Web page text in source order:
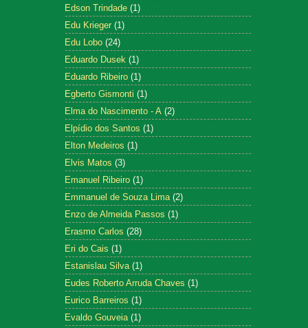
Edson Trindade (1)
Edu Krieger (1)
Edu Lobo (24)
Eduardo Dusek (1)
Eduardo Ribeiro (1)
Egberto Gismonti (1)
Elma do Nascimento - A (2)
Elpídio dos Santos (1)
Elton Medeiros (1)
Elvis Matos (3)
Emanuel Ribeiro (1)
Emmanuel de Souza Lima (2)
Enzo de Almeida Passos (1)
Erasmo Carlos (28)
Eri do Cais (1)
Estanislau Silva (1)
Eudes Roberto Arruda Chaves (1)
Eurico Barreiros (1)
Evaldo Gouveia (1)